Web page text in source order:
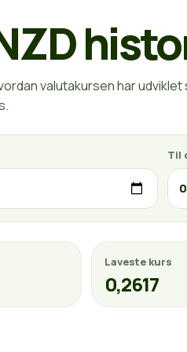
valutakursen har
Til
Laveste kurs
0,2617